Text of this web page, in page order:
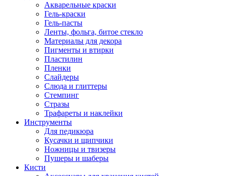
Акварельные краски
Гель-краски
Гель-пасты
Ленты, фольга, битое стекло
Материалы для декора
Пигменты и втирки
Пластилин
Пленки
Слайдеры
Слюда и глиттеры
Стемпинг
Стразы
Трафареты и наклейки
Инструменты
Для педикюра
Кусачки и щипчики
Ножницы и твизеры
Пушеры и шаберы
Кисти